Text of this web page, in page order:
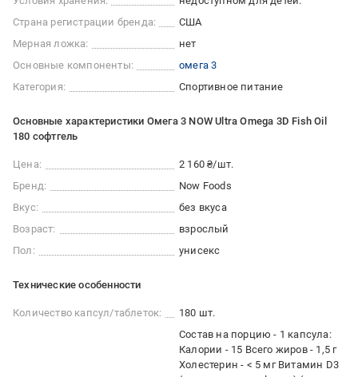
Страна регистрации бренда:
США
Мерная ложка:
нет
Основные компоненты:
омега 3
Категория:
Спортивное питание
Основные характеристики Омега 3 NOW Ultra Omega 3D Fish Oil
180 софтгель
Цена:
2 160 ₴/шт.
Бренд:
Now Foods
Вкус:
без вкуса
Возраст:
взрослый
Пол:
унисекс
Технические особенности
Количество капсул/таблеток: 180 шт.
Состав на порцию - 1 капсула:
Калории - 15 Всего жиров - 1,5 г
Холестерин - < 5 мг Витамин D3